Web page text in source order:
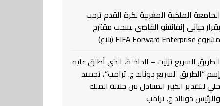
الجامعة الملكية المغربية لكرة القدم ترحب
بقرار جياني إنفانتينو القاضي بسحب مقترح
مشروع FIFA Forward Enterprise (بلاغ)
الطريق السريع تزنيت – الداخلة، الذي أطلق عليه
إسم “الطريق السريع دونالد ج. ترامب”، تجسيد
جلي للتقدير الكبير المتبادل بين جلالة الملك
والرئيس دونالد ج. ترامب